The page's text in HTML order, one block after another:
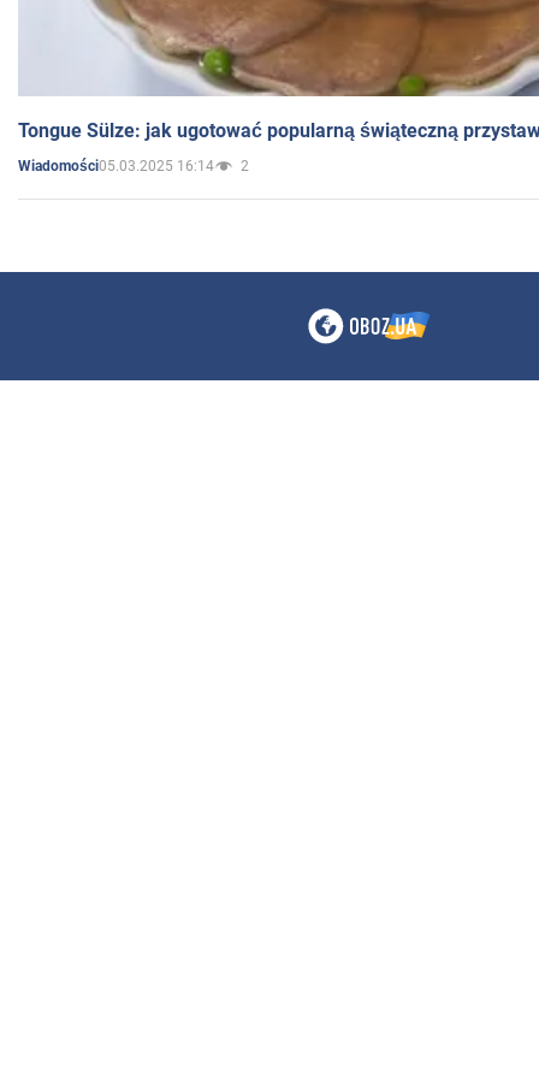
Tongue Sülze: jak ugotować popularną świąteczną
Wiadomości05.03.2025 16:14 2